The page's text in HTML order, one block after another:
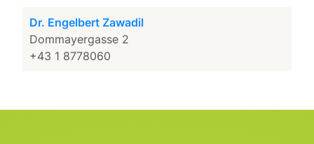
Dr. Engelbert Zawadil
Dommayergasse 2
+43 1 8778060